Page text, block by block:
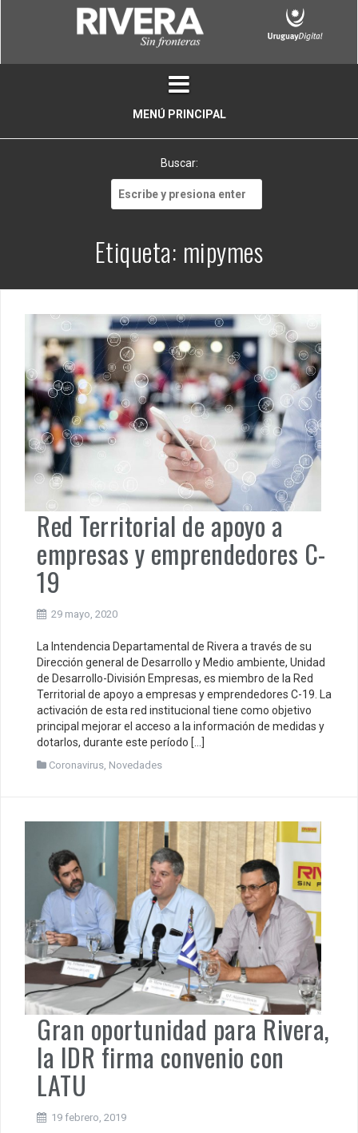
MENÚ PRINCIPAL
Buscar:
Etiqueta: mipymes
Red Territorial de apoyo a
empresas y emprendedores C-
19
29 mayo, 2020
La Intendencia Departamental de Rivera a través de su
Dirección general de Desarrollo y Medio ambiente, Unidad
de Desarrollo-División Empresas, es miembro de la Red
Territorial de apoyo a empresas y emprendedores C-19. La
activación de esta red institucional tiene como objetivo
principal mejorar el acceso a la información de medidas y
dotarlos, durante este período […]
Coronavirus Novedades
Gran oportunidad para Rivera,
la IDR firma convenio con
LATU
19 febrero, 2019